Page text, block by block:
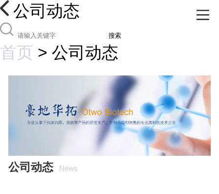
公司动态
搜索
首页 > 公司动态
公司动态 News